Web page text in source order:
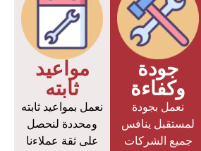
جودة
وكفاءة
نعمل بجودة
لمستقبل ينافس
جميع الشركات
مواعيد
ثابته
نعمل بمواعيد ثابته
ومحددة لنحصل
على ثقة عملاءنا